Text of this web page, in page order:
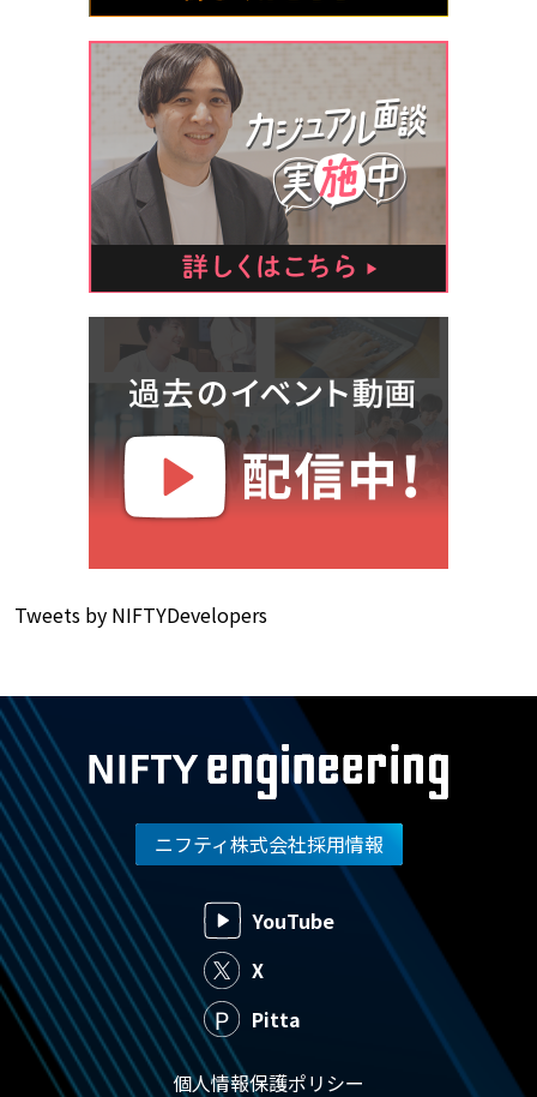
Tweets by NIFTYDevelopers
ニフティ株式会社採用情報
YouTube
X
Pitta
個人情報保護ポリシー